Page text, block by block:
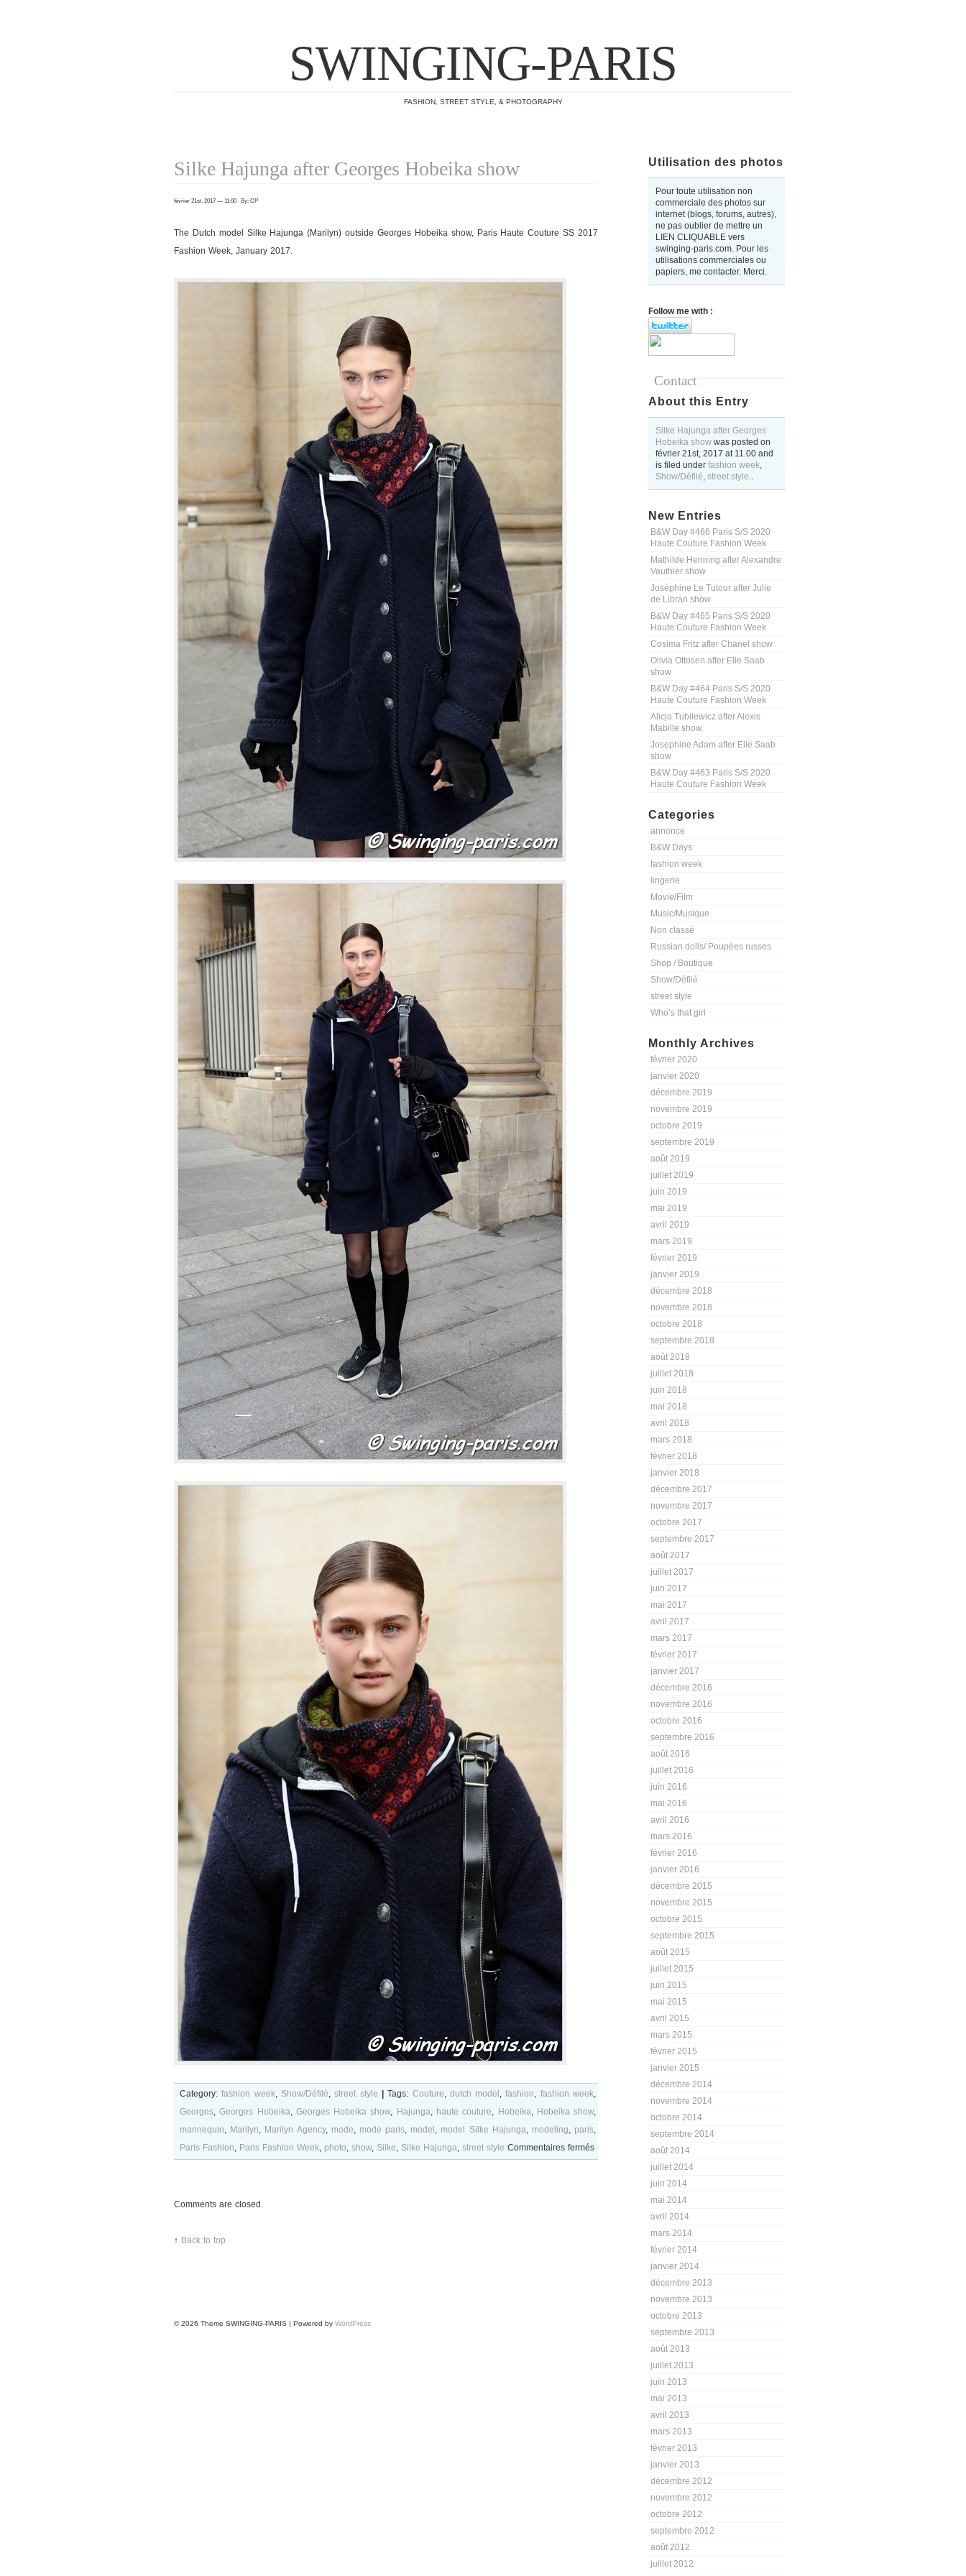
SWINGING-PARIS
FASHION, STREET STYLE, & PHOTOGRAPHY
Utilisation des photos
Pour toute utilisation non
commerciale des photos sur
internet (blogs, forums, autres),
ne pas oublier de mettre un
LIEN CLIQUABLE vers
swinging-paris.com. Pour les
utilisations commerciales ou
papiers, me contacter. Merci.
Follow me with :
Contact
About this Entry
Silke Hajunga after Georges
Hobeika show was posted on
février 21st, 2017 at 11.00 and
is filed under fashion week,
Show/Défilé, street style..
New Entries
B&W Day #466 Paris S/S 2020
Haute Couture Fashion Week
Mathilde Henning after Alexandre
Vauthier show
Joséphine Le Tutour after Julie
de Libran show
B&W Day #465 Paris S/S 2020
Haute Couture Fashion Week
Cosima Fritz after Chanel show
Olivia Ottosen after Elie Saab
show
B&W Day #464 Paris S/S 2020
Haute Couture Fashion Week
Alicja Tubilewicz after Alexis
Mabille show
Josephine Adam after Elie Saab
show
B&W Day #463 Paris S/S 2020
Haute Couture Fashion Week
Categories
annonce
B&W Days
fashion week
lingerie
Movie/Film
Music/Musique
Non classé
Russian dolls/ Poupées russes
Shop / Boutique
Show/Défilé
street style
Who’s that girl
Monthly Archives
février 2020
janvier 2020
décembre 2019
novembre 2019
octobre 2019
septembre 2019
août 2019
juillet 2019
juin 2019
mai 2019
avril 2019
mars 2019
février 2019
janvier 2019
décembre 2018
novembre 2018
octobre 2018
septembre 2018
août 2018
juillet 2018
juin 2018
mai 2018
avril 2018
mars 2018
février 2018
janvier 2018
décembre 2017
novembre 2017
octobre 2017
septembre 2017
août 2017
juillet 2017
juin 2017
mai 2017
avril 2017
mars 2017
février 2017
janvier 2017
décembre 2016
novembre 2016
octobre 2016
septembre 2016
août 2016
juillet 2016
juin 2016
mai 2016
avril 2016
mars 2016
février 2016
janvier 2016
décembre 2015
novembre 2015
octobre 2015
septembre 2015
août 2015
juillet 2015
juin 2015
mai 2015
avril 2015
mars 2015
février 2015
janvier 2015
décembre 2014
novembre 2014
octobre 2014
septembre 2014
août 2014
juillet 2014
juin 2014
mai 2014
avril 2014
mars 2014
février 2014
janvier 2014
décembre 2013
novembre 2013
octobre 2013
septembre 2013
août 2013
juillet 2013
juin 2013
mai 2013
avril 2013
mars 2013
février 2013
janvier 2013
décembre 2012
novembre 2012
octobre 2012
septembre 2012
août 2012
juillet 2012
Silke Hajunga after Georges Hobeika show
février 21st, 2017 — 11:00 By: CP
The Dutch model Silke Hajunga (Marilyn) outside Georges Hobeika show, Paris Haute Couture SS 2017
Fashion Week, January 2017.
Category:fashion week, Show/Défilé,street style Tags: Couture, dutch model ,fashion, fashion week,
Georges,Georges Hobeika, Georges Hobeika show, Hajunga, haute couture, Hobeika, Hobeika show,
mannequin, Marilyn, Marilyn Agency, mode, mode paris, model , model Silke Hajunga, modeling, paris,
Paris Fashion, Paris Fashion Week, photo, show, Silke, Silke Hajunga, street style Commentaires ferméssur
Comments are closed.
↑ Back to top
© 2026 Theme SWINGING-PARIS | Powered by WordPress